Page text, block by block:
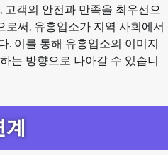
고객의 안전과 만족을 최우선으
써, 유흥업소가 지역 사회에서
. 이를 통해 유흥업소의 이미지
는 방향으로 나아갈 수 있습니
계